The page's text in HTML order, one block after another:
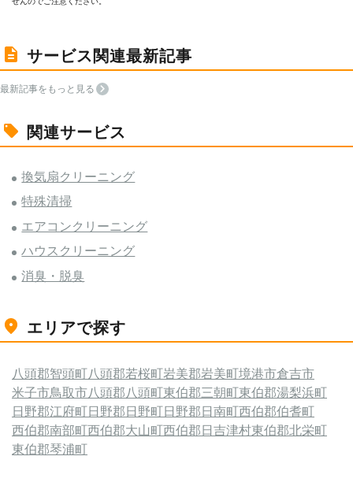
サービス関連最新記事
最新記事をもっと見る
関連サービス
換気扇クリーニング
特殊清掃
エアコンクリーニング
ハウスクリーニング
消臭・脱臭
エリアで探す
八頭郡智頭町八頭郡若桜町岩美郡岩美町境港市倉吉市
米子市鳥取市八頭郡八頭町東伯郡三朝町東伯郡湯梨浜町
日野郡江府町日野郡日野町日野郡日南町西伯郡伯耆町
西伯郡南部町西伯郡大山町西伯郡日吉津村東伯郡北栄町
東伯郡琴浦町